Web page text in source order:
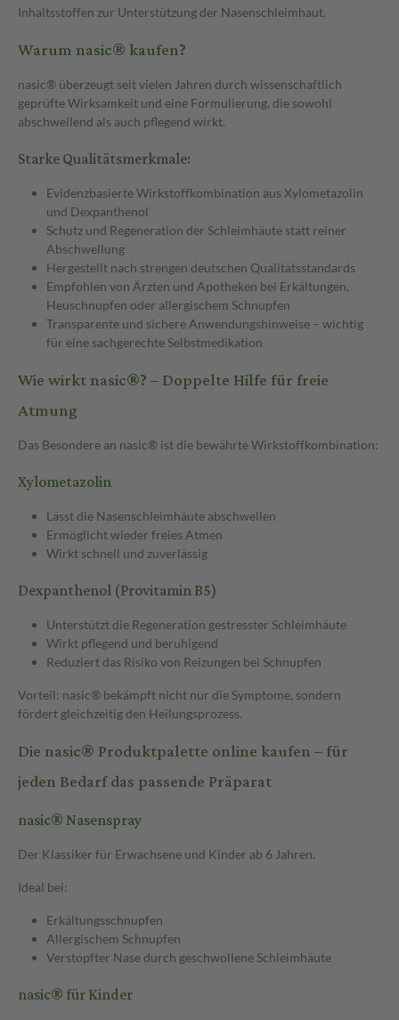
Inhaltsstoffen zur Unterstützung der Nasenschleimhaut.
Warum nasic® kaufen?
nasic® überzeugt seit vielen Jahren durch wissenschaftlich
geprüfte Wirksamkeit und eine Formulierung, die sowohl
abschwellend als auch pflegend wirkt.
Starke Qualitätsmerkmale:
Evidenzbasierte Wirkstoffkombination aus Xylometazolin
und Dexpanthenol
Schutz und Regeneration der Schleimhäute statt reiner
Abschwellung
Hergestellt nach strengen deutschen Qualitätsstandards
Empfohlen von Ärzten und Apotheken bei Erkältungen,
Heuschnupfen oder allergischem Schnupfen
Transparente und sichere Anwendungshinweise – wichtig
für eine sachgerechte Selbstmedikation
Wie wirkt nasic®? – Doppelte Hilfe für freie
Atmung
Das Besondere an nasic® ist die bewährte Wirkstoffkombination:
Xylometazolin
Lässt die Nasenschleimhäute abschwellen
Ermöglicht wieder freies Atmen
Wirkt schnell und zuverlässig
Dexpanthenol (Provitamin B5)
Unterstützt die Regeneration gestresster Schleimhäute
Wirkt pflegend und beruhigend
Reduziert das Risiko von Reizungen bei Schnupfen
Vorteil: nasic® bekämpft nicht nur die Symptome, sondern
fördert gleichzeitig den Heilungsprozess.
Die nasic® Produktpalette online kaufen – für
jeden Bedarf das passende Präparat
nasic® Nasenspray
Der Klassiker für Erwachsene und Kinder ab 6 Jahren.
Ideal bei:
Erkältungsschnupfen
Allergischem Schnupfen
Verstopfter Nase durch geschwollene Schleimhäute
nasic® für Kinder